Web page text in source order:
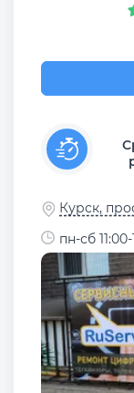
Курск,
пн-сб